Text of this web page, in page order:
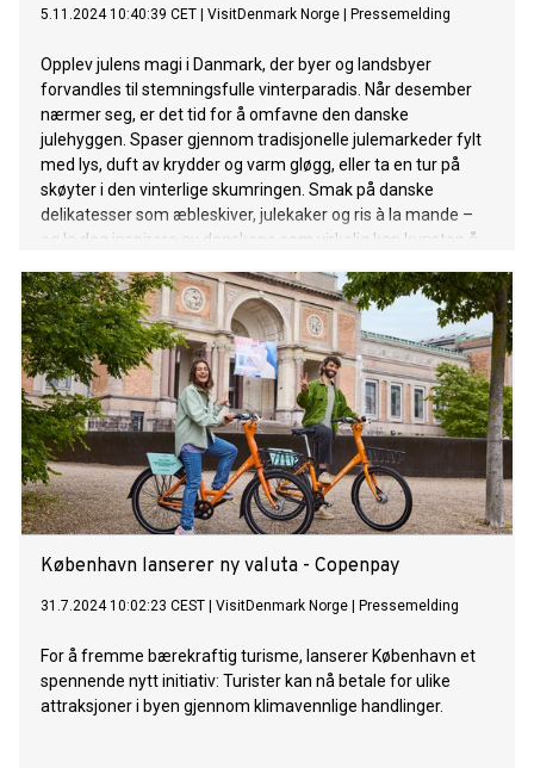
5.11.2024 10:40:39 CET VisitDenmark Norge Pressemelding
Opplev julens magi i Danmark, der byer og landsbyer
forvandles til stemningsfulle vinterparadis. Når desember
nærmer seg, er det tid for å omfavne den danske
julehyggen. Spaser gjennom tradisjonelle julemarkeder fylt
med lys, duft av krydder og varm gløgg, eller ta en tur på
skøyter i den vinterlige skumringen. Smak på danske
delikatesser som æbleskiver, julekaker og ris à la mande –
og la deg inspirere av danskene som virkelig kan kunsten å
København lanserer ny valuta - Copenpay
31.7.2024 10:02:23 CEST VisitDenmark Norge Pressemelding
For å fremme bærekraftig turisme, lanserer København et
spennende nytt initiativ: Turister kan nå betale for ulike
attraksjoner i byen gjennom klimavennlige handlinger.